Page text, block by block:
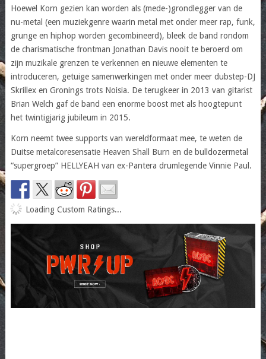
Hoewel Korn gezien kan worden als (mede-)grondlegger van de
nu-metal (een muziekgenre waarin metal met onder meer rap, funk,
grunge en hiphop worden gecombineerd), bleek de band rondom
de charismatische frontman Jonathan Davis nooit te beroerd om
zijn muzikale grenzen te verkennen en nieuwe elementen te
introduceren, getuige samenwerkingen met onder meer dubstep-DJ
Skrillex en Gronings trots Noisia. De terugkeer in 2013 van gitarist
Brian Welch gaf de band een enorme boost met als hoogtepunt
het twintigjarig jubileum in 2015.
Korn neemt twee supports van wereldformaat mee, te weten de
Duitse metalcoresensatie Heaven Shall Burn en de bulldozermetal
“supergroep” HELLYEAH van ex-Pantera drumlegende Vinnie Paul.
Loading Custom Ratings...